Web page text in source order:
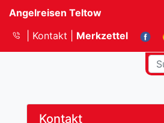
Angelreisen Teltow
Kontakt
Merkzettel
Kontakt